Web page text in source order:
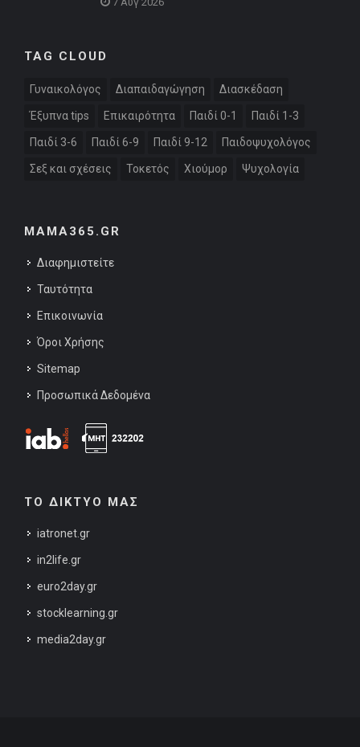
TAG CLOUD
Γυναικολόγος Διαπαιδαγώγηση Διασκέδαση
Έξυπνα tips Επικαιρότητα Παιδί 0-1 Παιδί 1-3
Παιδί 3-6 Παιδί 6-9 Παιδί 9-12 Παιδοψυχολόγος
Σεξ και σχέσεις Τοκετός Χιούμορ Ψυχολογία
MAMA365.GR
Διαφημιστείτε
Ταυτότητα
Επικοινωνία
Όροι Χρήσης
Sitemap
Προσωπικά Δεδομένα
ΤΟ ΔΙΚΤΥΟ ΜΑΣ
iatronet.gr
in2life.gr
euro2day.gr
stocklearning.gr
media2day.gr